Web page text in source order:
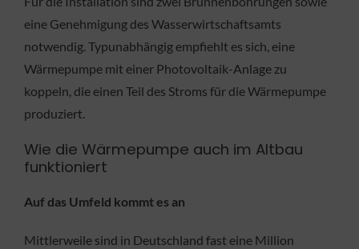
eine Genehmigung des Wasserwirtschaftsamts
notwendig. Typunabhängig empfiehlt es sich, eine
Wärmepumpe mit einer Photovoltaik-Anlage zu
koppeln, die einen Teil des Stroms für die Wärmepumpe
produziert.
Wie die Wärmepumpe auch im Altbau
funktioniert
Auf das Umfeld kommt es an
Mittlerweile sind in Deutschland fast eine Million